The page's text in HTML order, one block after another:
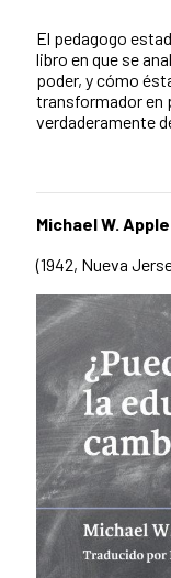
El pedagogo
libro en que se
poder, y cómo
transformador en
verdaderamente
Michael W. Apple
(1942, Nueva